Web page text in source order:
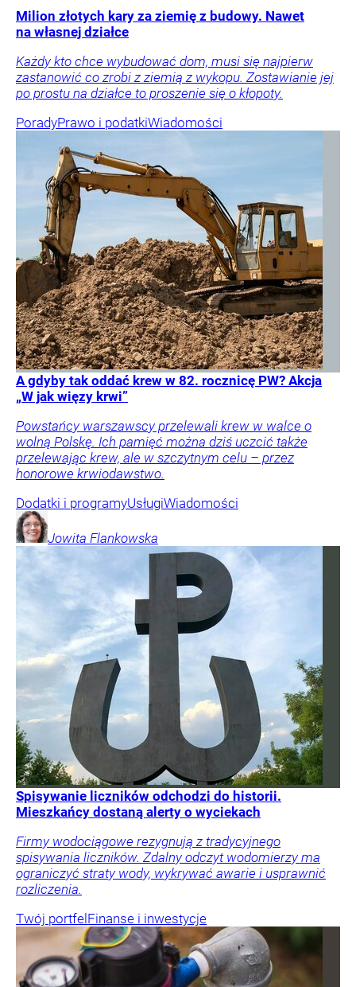
Milion złotych kary za ziemię z budowy. Nawet
na własnej działce
Każdy kto chce wybudować dom, musi się najpierw
zastanowić co zrobi z ziemią z wykopu. Zostawianie jej
po prostu na działce to proszenie się o kłopoty.
PoradyPrawo i podatkiWiadomości
A gdyby tak oddać krew w 82. rocznicę PW? Akcja
„W jak więzy krwi”
Powstańcy warszawscy przelewali krew w walce o
wolną Polskę. Ich pamięć można dziś uczcić także
przelewając krew, ale w szczytnym celu – przez
honorowe krwiodawstwo.
Dodatki i programyUsługiWiadomości
Jowita Flankowska
Spisywanie liczników odchodzi do historii.
Mieszkańcy dostaną alerty o wyciekach
Firmy wodociągowe rezygnują z tradycyjnego
spisywania liczników. Zdalny odczyt wodomierzy ma
ograniczyć straty wody, wykrywać awarie i usprawnić
rozliczenia.
Twój portfelFinanse i inwestycje